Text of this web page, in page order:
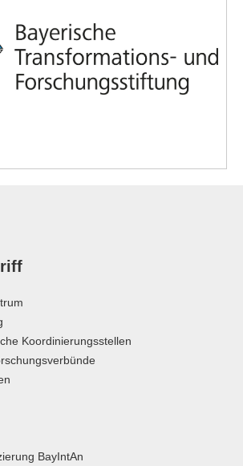
Koordinierungsstellen
BayIntAn